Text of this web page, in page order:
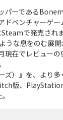
パーである
ドベンチャーゲ
で発売されま
うな息をのむ展
現在でレビュー
ズ）』を、より
版、